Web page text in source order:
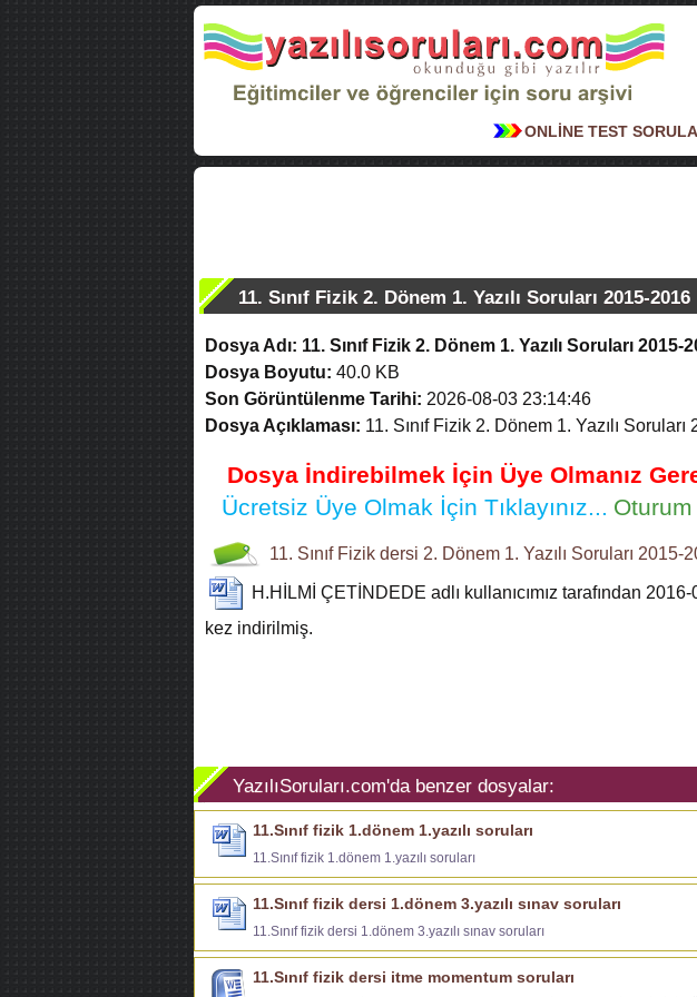
ONLİNE TEST
11. Sınıf Fizik 2. Dönem 1. Yazılı Soruları 2015-2016
Dosya Adı: 11. Sınıf Fizik 2. Dönem 1. Yazılı Soruları 2015-
Dosya Boyutu: 40.0 KB
Son Görüntülenme Tarihi: 2026-08-03 23:14:46
Dosya Açıklaması: 11. Sınıf Fizik 2. Dönem 1. Yazılı
Dosya İndirebilmek İçin Üye Olmanız
Ücretsiz Üye Olmak İçin Tıklayınız... Oturum
11. Sınıf Fizik dersi 2. Dönem 1. Yazılı Soruları 2015-
H.HİLMİ ÇETİNDEDE adlı kullanıcımız tarafından
kez indirilmiş.
YazılıSoruları.com'da benzer dosyalar:
11.Sınıf fizik 1.dönem 1.yazılı soruları
11.Sınıf fizik 1.dönem 1.yazılı soruları
11.Sınıf fizik dersi 1.dönem 3.yazılı sınav soruları
11.Sınıf fizik dersi 1.dönem 3.yazılı sınav soruları
11.Sınıf fizik dersi itme momentum soruları